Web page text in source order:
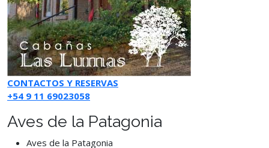
CONTACTOS Y RESERVAS
+54 9 11 69023058
Aves de la Patagonia
Aves de la Patagonia